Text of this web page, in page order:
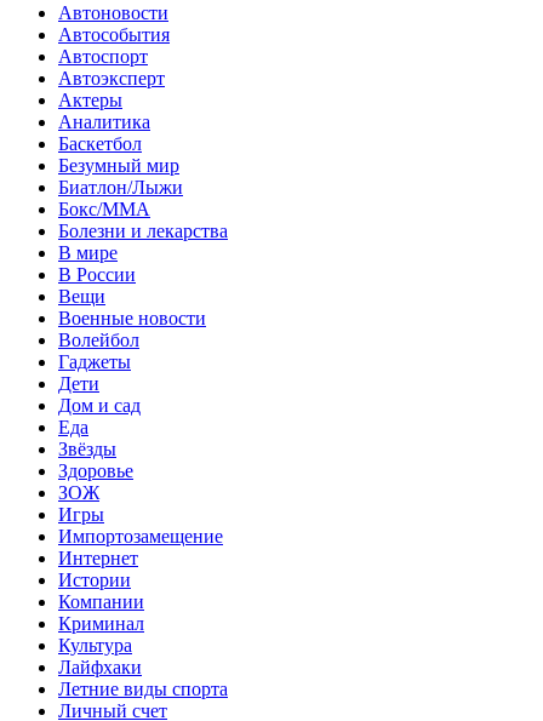
Автоновости
Автособытия
Автоспорт
Автоэксперт
Актеры
Аналитика
Баскетбол
Безумный мир
Биатлон/Лыжи
Бокс/MMA
Болезни и лекарства
В мире
В России
Вещи
Военные новости
Волейбол
Гаджеты
Дети
Дом и сад
Еда
Звёзды
Здоровье
ЗОЖ
Игры
Импортозамещение
Интернет
Истории
Компании
Криминал
Культура
Лайфхаки
Летние виды спорта
Личный счет